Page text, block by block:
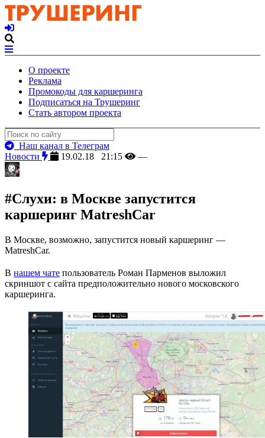
О проекте
Реклама
Промокоды для каршеринга
Подписаться на Трушеринг
Стать автором проекта
Наш канал в Телеграм
Новости
19.02.18 21:15 —
#Слухи: в Москве запустится
каршеринг MatreshCar
В Москве, возможно, запустится новый каршеринг —
MatreshCar.
В нашем чате пользователь Роман Парменов выложил
скриншот с сайта предположительно нового московского
каршеринга.